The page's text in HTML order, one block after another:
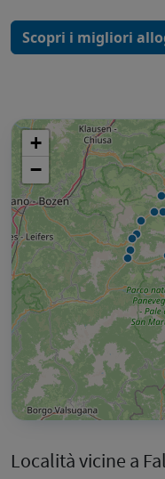
Scopri i migliori
+
−
Località vicine a